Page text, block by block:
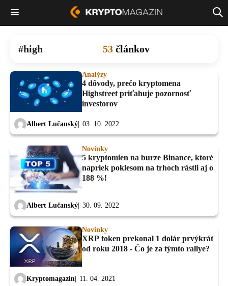
high 53 článkov
Analýzy
4 dôvody, prečo kryptomena
Highstreet priťahuje pozornosť
investorov
Albert Lučanský 03. 10. 2022
Novinky
5 kryptomien na burze Binance, ktoré
napriek poklesom na trhoch rástli aj o
188 %!
Albert Lučanský 30. 09. 2022
Novinky
XRP token prekonal 1 dolár prvýkrát
od roku 2018 - Čo je za týmto rallye?
Kryptomagazin 11. 04. 2021